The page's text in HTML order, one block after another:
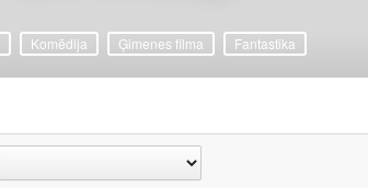
Komēdija Ģimenes filma Fantastika